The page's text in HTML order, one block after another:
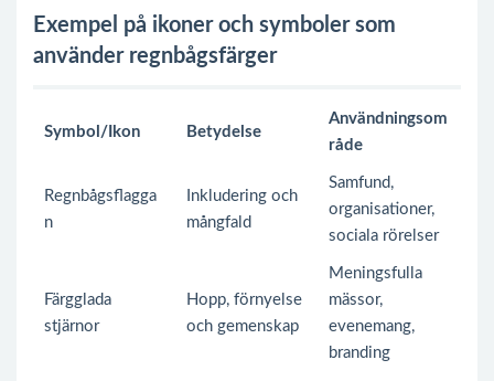
Exempel på ikoner och symboler som
använder regnbågsfärger
Symbol/Ikon Betydelse
Användningsom
råde
Regnbågsflagga
n
Inkludering och
mångfald
Samfund,
organisationer,
sociala rörelser
Färgglada
stjärnor
Hopp, förnyelse
och gemenskap
Meningsfulla
mässor,
evenemang,
branding